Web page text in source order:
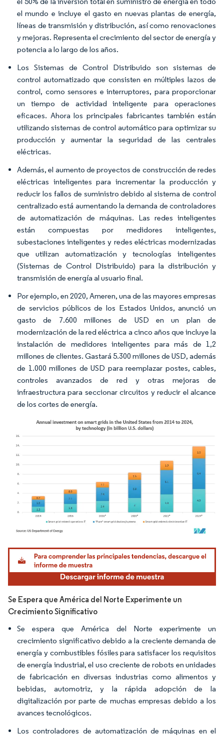
el mundo e incluye el gasto en nuevas plantas de energía,
líneas de transmisión y distribución, así como renovaciones
y mejoras. Representa el crecimiento del sector de energía y
potencia a lo largo de los años.
Los Sistemas de Control Distribuido son sistemas de
control automatizado que consisten en múltiples lazos de
control, como sensores e interruptores, para proporcionar
un tiempo de actividad inteligente para operaciones
eficaces. Ahora los principales fabricantes también están
utilizando sistemas de control automático para optimizar su
producción y aumentar la seguridad de las centrales
eléctricas.
Además, el aumento de proyectos de construcción de redes
eléctricas inteligentes para incrementar la producción y
reducir los fallos de suministro debido al sistema de control
centralizado está aumentando la demanda de controladores
de automatización de máquinas. Las redes inteligentes
están compuestas por medidores inteligentes,
subestaciones inteligentes y redes eléctricas modernizadas
que utilizan automatización y tecnologías inteligentes
(Sistemas de Control Distribuido) para la distribución y
transmisión de energía al usuario final.
Por ejemplo, en 2020, Ameren, una de las mayores empresas
de servicios públicos de los Estados Unidos, anunció un
gasto de 7.600 millones de USD en un plan de
modernización de la red eléctrica a cinco años que incluye la
instalación de medidores inteligentes para más de 1,2
millones de clientes. Gastará 5.300 millones de USD, además
de 1.000 millones de USD para reemplazar postes, cables,
controles avanzados de red y otras mejoras de
infraestructura para seccionar circuitos y reducir el alcance
de los cortes de energía.
Imagen © Mordor Intelligence. El uso requiere atribución según CC BY 4.0.
Se Espera que América del Norte Experimente un
Crecimiento Significativo
Se espera que América del Norte experimente un
crecimiento significativo debido a la creciente demanda de
energía y combustibles fósiles para satisfacer los requisitos
de energía industrial, el uso creciente de robots en unidades
de fabricación en diversas industrias como alimentos y
bebidas, automotriz, y la rápida adopción de la
digitalización por parte de muchas empresas debido a los
avances tecnológicos.
Los controladores de automatización de máquinas en el